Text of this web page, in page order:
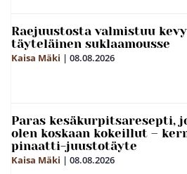
Raejuustosta valmistuu
täyteläinen suklaamousse
Kaisa Mäki | 08.08.2026
Paras kesäkurpitsaresepti,
olen koskaan kokeillut –
pinaatti-juustotäyte
Kaisa Mäki | 08.08.2026